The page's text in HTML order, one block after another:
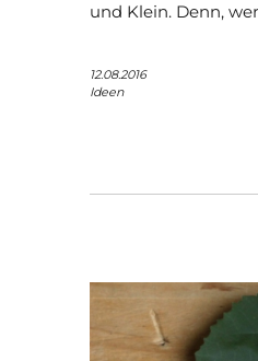
und Klein. Denn,
12.08.2016
Ideen